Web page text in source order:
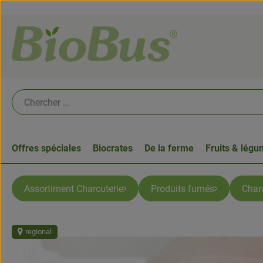
Offres spéciales Biocrates De la ferme Fruits &
Assortiment Charcuterie Produits fumés
regional